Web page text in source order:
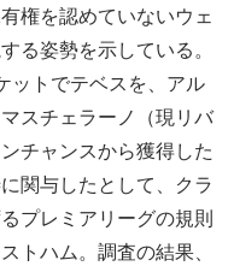
権を認めていないウェ
る姿勢を示している。
ットでテベスを、アル
スチェラーノ（現リバ
チャンスから獲得した
関与したとして、クラ
プレミアリーグの規則
トハム。調査の結果、